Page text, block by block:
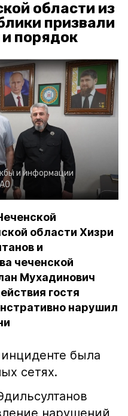
области из
призвали
порядок
и информации
области Хизри
и
чеченской
Мухадинович
гостя
нарушил
была
сетях.
нарушений